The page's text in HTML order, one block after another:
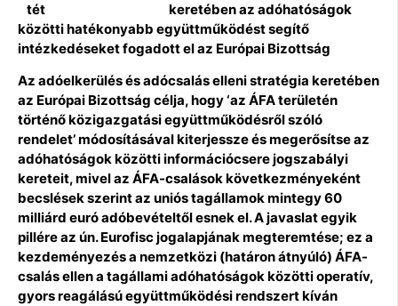
keretében az adóhatóságok
közötti hatékonyabb együttműködést segítő
intézkedéseket fogadott el az Európai Bizottság
Az adóelkerülés és adócsalás elleni stratégia keretében
az Európai Bizottság célja, hogy ‘az ÁFA területén
történő közigazgatási együttműködésről szóló
rendelet’ módosításával kiterjessze és megerősítse az
adóhatóságok közötti információcsere jogszabályi
kereteit, mivel az ÁFA-csalások következményeként
becslések szerint az uniós tagállamok mintegy 60
milliárd euró adóbevételtől esnek el. A javaslat egyik
pillére az ún. Eurofisc jogalapjának megteremtése; ez a
kezdeményezés a nemzetközi (határon átnyúló) ÁFA-
csalás ellen a tagállami adóhatóságok közötti operatív,
gyors reagálású együttműködési rendszert kíván